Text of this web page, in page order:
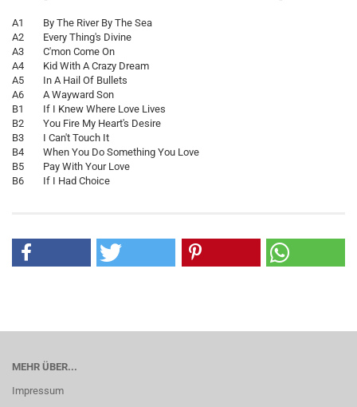
A1 By The River By The Sea
A2 Every Thing's Divine
A3 C'mon Come On
A4 Kid With A Crazy Dream
A5 In A Hail Of Bullets
A6 A Wayward Son
B1 If I Knew Where Love Lives
B2 You Fire My Heart's Desire
B3 I Can't Touch It
B4 When You Do Something You Love
B5 Pay With Your Love
B6 If I Had Choice
MEHR ÜBER...
Impressum